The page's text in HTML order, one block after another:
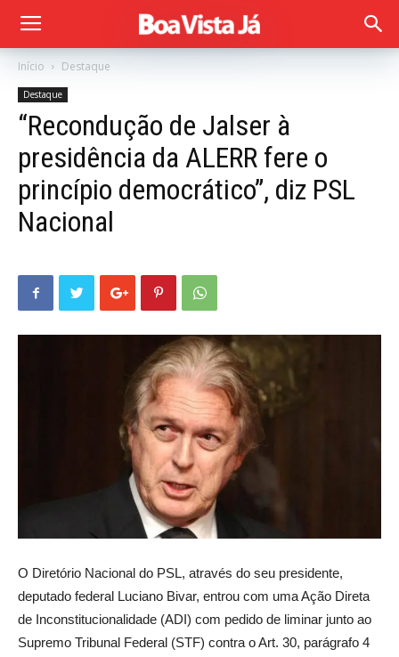
Início Destaque
Destaque
“Recondução de Jalser à
presidência da ALERR fere o
princípio democrático”, diz PSL
Nacional
O Diretório Nacional do PSL, através do seu presidente,
deputado federal Luciano Bivar, entrou com uma Ação Direta
de Inconstitucionalidade (ADI) com pedido de liminar junto ao
Supremo Tribunal Federal (STF) contra o Art. 30, parágrafo 4